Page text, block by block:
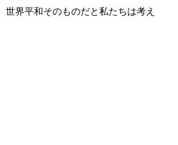
世界平和そのものだと私たちは考え